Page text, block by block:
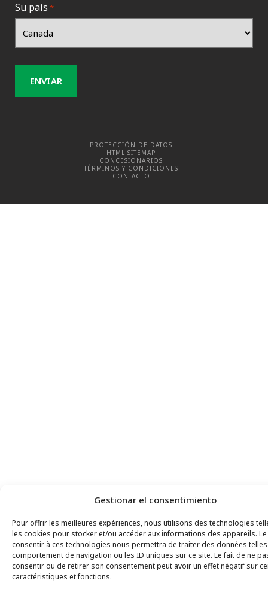
Gestionar el consentimiento
Pour offrir les meilleures expériences, nous utilisons des technologies
les cookies pour stocker et/ou accéder aux informations des appareils.
consentir à ces technologies nous permettra de traiter des données
comportement de navigation ou les ID uniques sur ce site. Le fait de ne
consentir ou de retirer son consentement peut avoir un effet négatif sur
caractéristiques et fonctions.
Su país *
PROTECCIÓN DE DATOS
HTML SITEMAP
CONCESIONARIOS
TÉRMINOS Y CONDICIONES
CONTACTO